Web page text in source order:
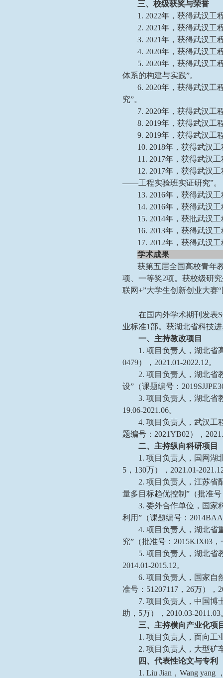
三、 校级获奖与荣誉
1. 2022年，获得武汉工
2. 2021年，获得武汉工
3. 2021年，获得武汉工
4. 2020年，获得武汉工
5. 2020年，获得武汉工
体系的构建与实践”。
6. 2020年，获得武汉工
究”。
7. 2020年，获得武汉工
8. 2019年，获得武汉工
9. 2019年，获得武汉工
10. 2018年，获得武汉
11. 2017年，获得武汉
12. 2017年，获得武汉
——工程实验班实证研究”。
13. 2016年，获得武汉
14. 2016年，获得武汉
15. 2014年，获批武汉
16. 2013年，获得武汉
17. 2012年，获得武汉
学术成果
获第五届全国高校青年
项、一等奖2项。获校级研
联网+”大学生创新创业大赛
在国内外学术期刊发表
业标准1部。获湖北省科技
一、主持教改项目
1. 项目负责人，湖北省
0479），2021.01-2022.12。
2. 项目负责人，湖北省
设”（课题编号：
3. 项目负责人，湖北省
19.06-2021.06。
4. 项目负责人，武汉工
题编号：2021YB02），
二、主持纵向科研项目
1. 项目负责人，国网湖
5，130万），2021.01-
2. 项目负责人，江苏省
量多目标趋优控制”（批准
3. 委外合作单位，国家
利用”（课题编号：
4. 项目负责人，湖北省
究”（批准号：2015KJX03
5. 项目负责人，湖北省
2014.01-2015.12。
6. 项目负责人，国家自
准号：51207117，26万），
7. 项目负责人，中国博
助，5万），2010.03-2011.03
三、主持横向产业化项
1. 项目负责人，面向工
2. 项目负责人，大型矿
四、代表性论文与专利
1. Liu Jian，Wang yang